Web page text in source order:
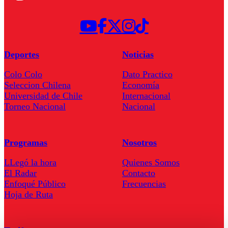
Deportes
Colo Colo
Seleccion Chilena
Universidad de Chile
Torneo Nacional
Noticias
Dato Practico
Economía
Internacional
Nacional
Programas
LLegó la hora
El Radar
Enfoqué Público
Hoja de Ruta
Nosotros
Quienes Somos
Contacto
Frecuencias